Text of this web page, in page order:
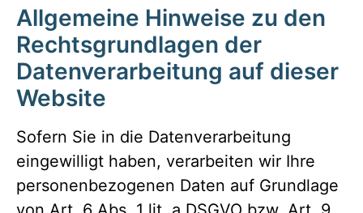
Allgemeine Hinweise zu den
Rechtsgrundlagen der
Datenverarbeitung auf dieser
Website
Sofern Sie in die Datenverarbeitung
eingewilligt haben, verarbeiten wir Ihre
personenbezogenen Daten auf Grundlage